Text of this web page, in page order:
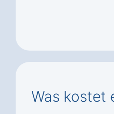
Was kostet